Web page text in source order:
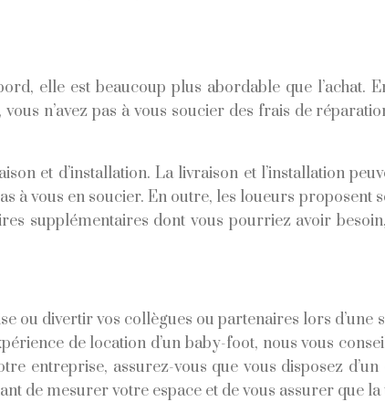
elle est beaucoup plus abordable que l’achat.
n’avez pas à vous soucier des frais de
et d’installation. La livraison et l’installation
à vous en soucier. En outre, les loueurs proposent
supplémentaires dont vous pourriez avoir
ou divertir vos collègues ou partenaires lors d’une
de location d’un baby-foot, nous vous
entreprise, assurez-vous que vous disposez
de mesurer votre espace et de vous assurer que